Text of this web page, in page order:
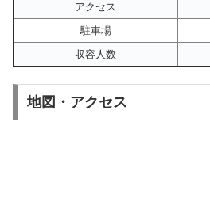
アクセス
駐車場
収容人数
地図・アクセス